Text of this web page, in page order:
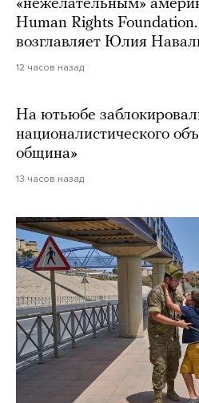
«нежелательным»
Human Rights
возглавляет Юлия
12 часов назад
На ютьюбе
националистического
община»
13 часов назад